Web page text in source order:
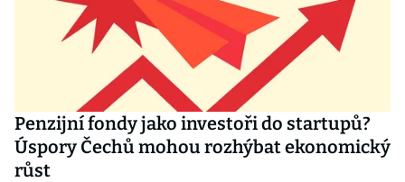
Penzijní fondy jako investoři do startupů?
Úspory Čechů mohou rozhýbat ekonomický
růst